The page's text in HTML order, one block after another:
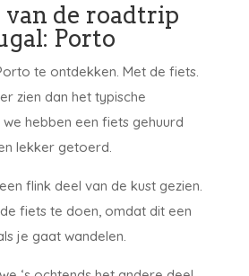
van de roadtrip
Porto
te ontdekken. Met de fiets.
zien dan het typische
hebben een fiets gehuurd
lekker getoerd.
flink deel van de kust gezien.
fiets te doen, omdat dit een
je gaat wandelen.